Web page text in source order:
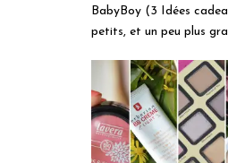
BabyBoy (3 Idées
petits, et un peu plus